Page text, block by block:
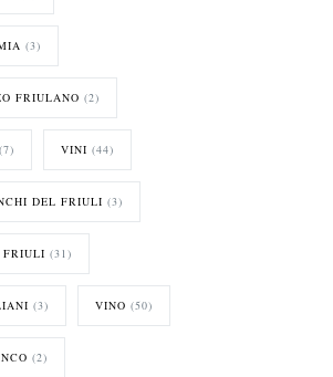
(3)
FRIULANO (2)
(7) VINI (44)
DEL FRIULI (3)
(31)
(3) VINO (50)
(2)